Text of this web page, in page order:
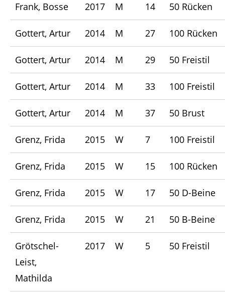
Frank, Bosse 2017 M 14 50 Rücken
Gottert, Artur 2014 M 27 100 Rücken
Gottert, Artur 2014 M 29 50 Freistil
Gottert, Artur 2014 M 33 100 Freistil
Gottert, Artur 2014 M 37 50 Brust
Grenz, Frida 2015 W 7 100 Freistil
Grenz, Frida 2015 W 15 100 Rücken
Grenz, Frida 2015 W 17 50 D-Beine
Grenz, Frida 2015 W 21 50 B-Beine
Grötschel-
Leist,
Mathilda
2017 W 5 50 Freistil